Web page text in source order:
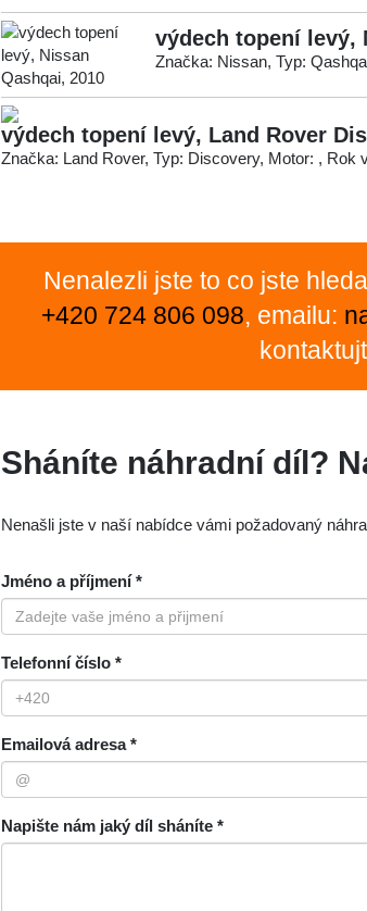
výdech topení levý,
Značka: Nissan, Typ:
výdech topení levý, Land Rover
Značka: Land Rover, Typ: Discovery, Motor: , Rok
Nenalezli jste to co jste
+420 724 806 098, emailu:
Sháníte náhradní díl?
Nenašli jste v naší nabídce vámi požadovaný
Jméno a příjmení *
Telefonní číslo *
Emailová adresa *
Napište nám jaký díl sháníte *